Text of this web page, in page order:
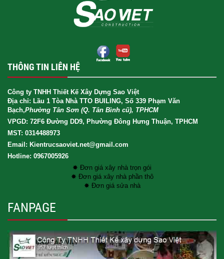
THÔNG TIN LIÊN HỆ
Công ty TNHH Thiết Kế Xây Dựng Sao Việt
Địa chỉ: Lầu 1 Tòa Nhà TTO BUILING, Số 339 Phạm Văn
Bạch,Phường Tân Sơn (Q. Tân Bình cũ), TPHCM
VPGD: 72F6 Đường DD9, Phường Đông Hưng Thuận, TPHCM
MST: 0314488973
Email: Kientrucsaoviet.net@gmail.com
Hotline: 0967005926
✸ Đơn giá xây nhà trọn gói
✸ Đơn giá xây nhà phần thô
✸ Đơn giá sửa nhà
FANPAGE